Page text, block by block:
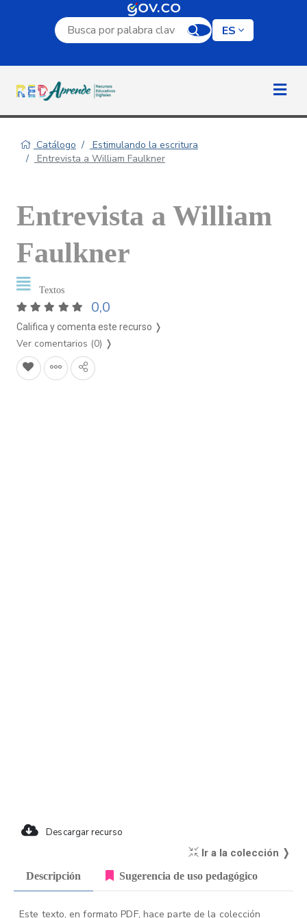
Campo de búsqueda por palabra clave
ES
Catálogo
Estimulando la escritura
Entrevista a William Faulkner
Entrevista a William
Faulkner
Textos
0,0
Califica y comenta este recurso ❭
Ver comentarios (0) ❭
Descargar recurso
Ir a la colección ❭
Descripción Sugerencia de uso pedagógico
Este texto, en formato PDF, hace parte de la colección